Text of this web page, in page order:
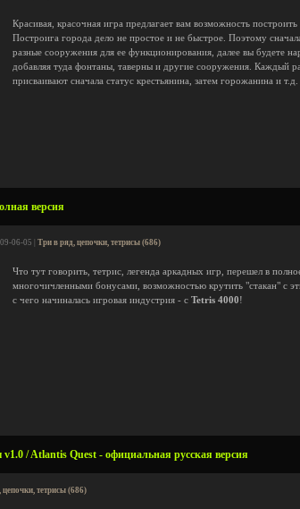
Красивая, красочная игра предлагает вам возможность
Построига города дело не простое и не быстрое. Поэтому
разные сооружения для ее функционирования, далее вы будете
добавляя туда фонтаны, таверны и другие сооружения. Каждый
присваивают сначала статус крестьянина, затем горожанина и т.д.
версия
06-05 | Три в ряд, цепочки, тетрисы (686)
Что тут говорить, тетрис, легенда аркадных игр, перешел в
многочичленными бонусами, возможностью крутить "стакан" с
с чего начиналась игровая индустрия - с Tetris 4000!
/ Atlantis Quest - официальная русская версия
цепочки, тетрисы (686)